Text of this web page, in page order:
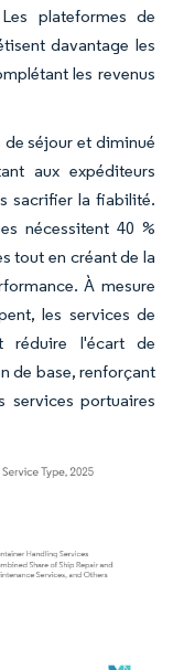
plateformes de
davantage les
les revenus
de séjour et diminué
aux expéditeurs
sacrifier la fiabilité.
nécessitent 40 %
tout en créant de la
À mesure
les services de
réduire l'écart de
de base, renforçant
services portuaires